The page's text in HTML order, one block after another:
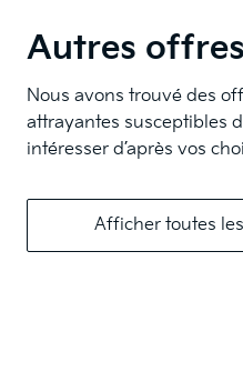
Autres offres
Nous avons trouvé des
attrayantes susceptibles
intéresser d’après vos
Afficher toutes